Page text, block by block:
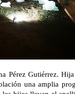
Pérez Gutiérrez.
una amplia